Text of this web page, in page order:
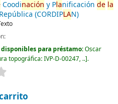
Coodinación y Planificación de la
República (CORDIPLAN)
para préstamo:Oscar
topográfica:IVP-D-00247, .. .